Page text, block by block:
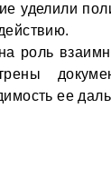
уделили
роль
ее